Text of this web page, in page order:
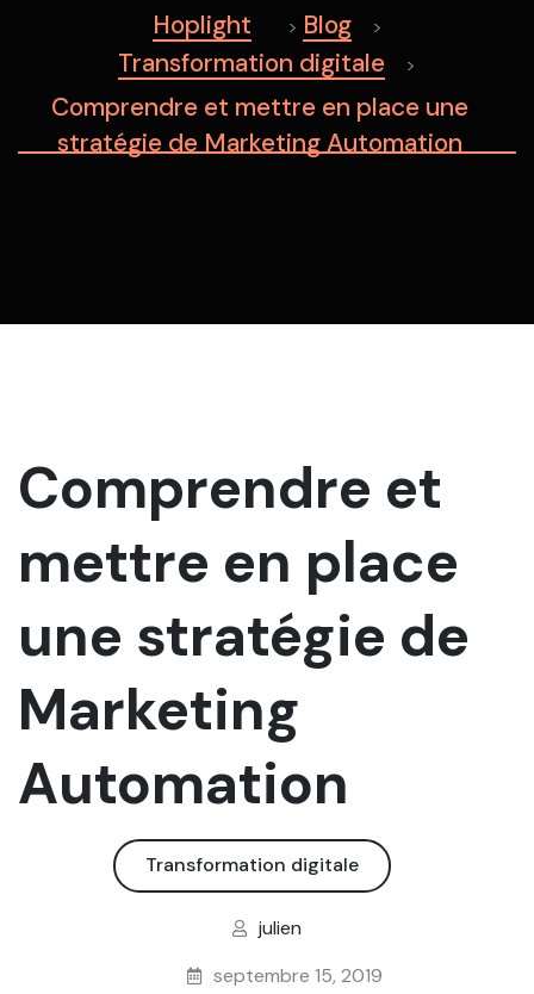
Hoplight > Blog >
Transformation digitale >
Comprendre et mettre en place une
stratégie de Marketing Automation
Comprendre et
mettre en place
une stratégie de
Marketing
Automation
Transformation digitale
julien
septembre 15, 2019